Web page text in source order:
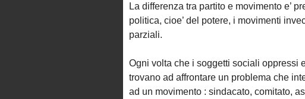
La differenza tra partito e movimento e’
politica, cioe’ del potere, i movimenti
parziali.
Ogni volta che i soggetti sociali oppressi
trovano ad affrontare un problema che
ad un movimento : sindacato, comitato,